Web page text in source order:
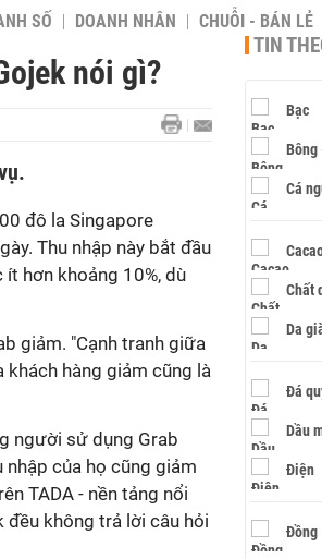
SỐ DOANH NHÂN CHUỖI - BÁN LẺ
nói gì?
đô la Singapore
Thu nhập này bắt đầu
hơn khoảng 10%, dù
giảm. "Cạnh tranh giữa
khách hàng giảm cũng là
người sử dụng Grab
của họ cũng giảm
TADA - nền tảng nổi
đều không trả lời câu hỏi
TIN
Bạc
Bông
Cá
Chất
Da
Đá
Dầu
Điện
Đồng